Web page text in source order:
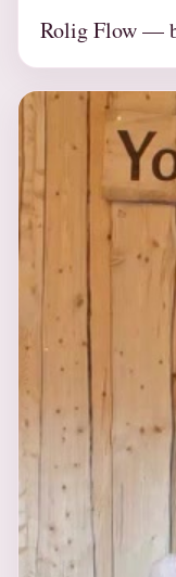
Rolig Flow —